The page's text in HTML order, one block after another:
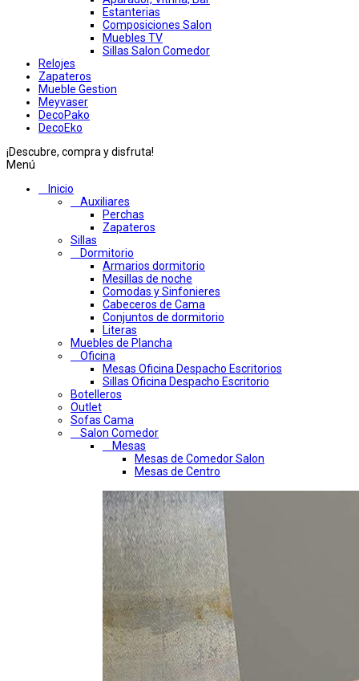
Estanterias
Composiciones Salon
Muebles TV
Sillas Salon Comedor
Relojes
Zapateros
Mueble Gestion
Meyvaser
DecoPako
DecoEko
¡Descubre, compra y disfruta!
Menú
Inicio
Auxiliares
Perchas
Zapateros
Sillas
Dormitorio
Armarios dormitorio
Mesillas de noche
Comodas y Sinfonieres
Cabeceros de Cama
Conjuntos de dormitorio
Literas
Muebles de Plancha
Oficina
Mesas Oficina Despacho Escritorios
Sillas Oficina Despacho Escritorio
Botelleros
Outlet
Sofas Cama
Salon Comedor
Mesas
Mesas de Comedor Salon
Mesas de Centro